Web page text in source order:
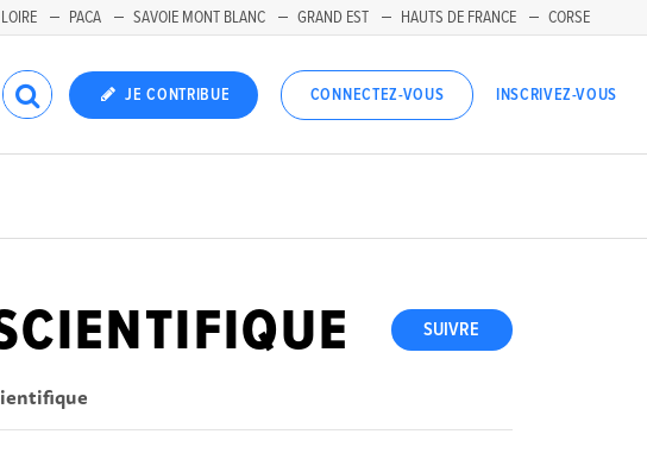
LOIRE PACA SAVOIE MONT BLANC GRAND EST HAUTS DE FRANCE CORSE
JE CONTRIBUE CONNECTEZ-VOUS INSCRIVEZ-VOUS
SUIVRE